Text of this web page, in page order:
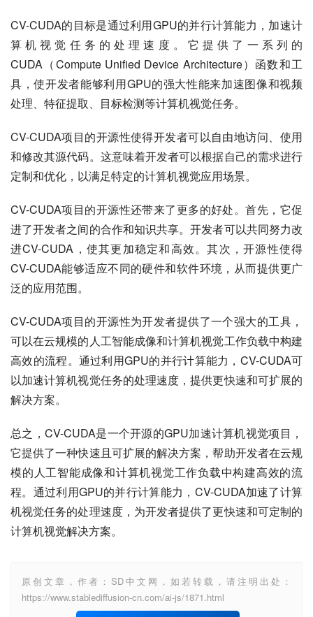
CV-CUDA的目标是通过利用GPU的并行计算能力，加速计
算机视觉任务的处理速度。它提供了一系列的
CUDA（Compute Unified Device Architecture）函数和工
具，使开发者能够利用GPU的强大性能来加速图像和视频
处理、特征提取、目标检测等计算机视觉任务。
CV-CUDA项目的开源性使得开发者可以自由地访问、使用
和修改其源代码。这意味着开发者可以根据自己的需求进行
定制和优化，以满足特定的计算机视觉应用场景。
CV-CUDA项目的开源性还带来了更多的好处。首先，它促
进了开发者之间的合作和知识共享。开发者可以共同努力改
进CV-CUDA，使其更加稳定和高效。其次，开源性使得
CV-CUDA能够适应不同的硬件和软件环境，从而提供更广
泛的应用范围。
CV-CUDA项目的开源性为开发者提供了一个强大的工具，
可以在云规模的人工智能成像和计算机视觉工作负载中构建
高效的流程。通过利用GPU的并行计算能力，CV-CUDA可
以加速计算机视觉任务的处理速度，提供更快速和可扩展的
解决方案。
总之，CV-CUDA是一个开源的GPU加速计算机视觉项目，
它提供了一种快速且可扩展的解决方案，帮助开发者在云规
模的人工智能成像和计算机视觉工作负载中构建高效的流
程。通过利用GPU的并行计算能力，CV-CUDA加速了计算
机视觉任务的处理速度，为开发者提供了更快速和可定制的
计算机视觉解决方案。
原创文章，作者：SD中文网，如若转载，请注明出处：
https://www.stablediffusion-cn.com/ai-js/1871.html